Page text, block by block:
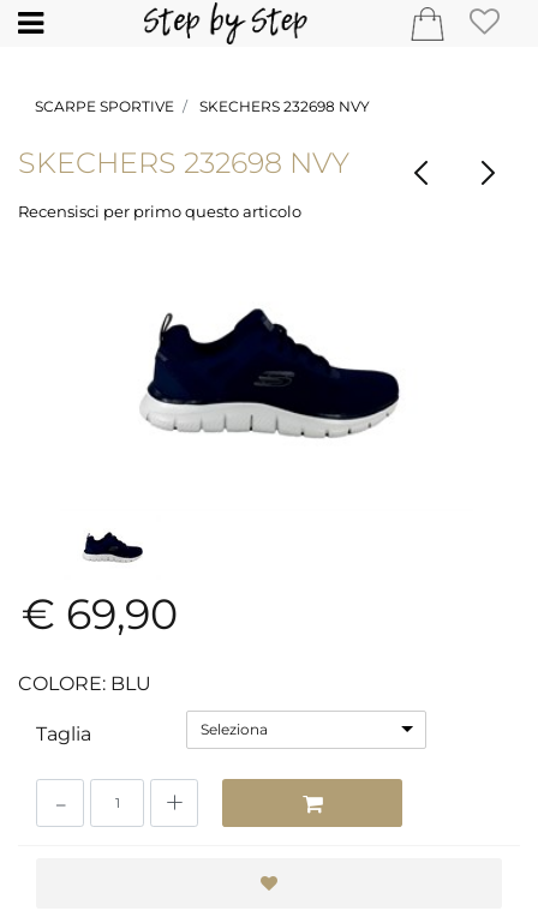
Open
SCARPE SPORTIVE SKECHERS 232698 NVY
SKECHERS 232698 NVY
Recensisci per primo questo articolo
€ 69,90
COLORE: BLU
Taglia Seleziona